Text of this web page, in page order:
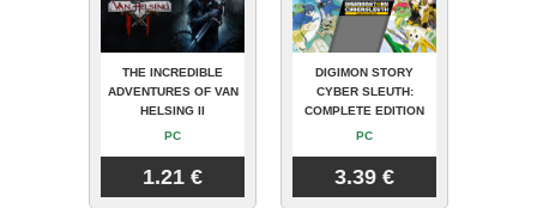
THE INCREDIBLE
ADVENTURES OF VAN
HELSING II
PC
1.21 €
DIGIMON STORY
CYBER SLEUTH:
COMPLETE EDITION
PC
3.39 €